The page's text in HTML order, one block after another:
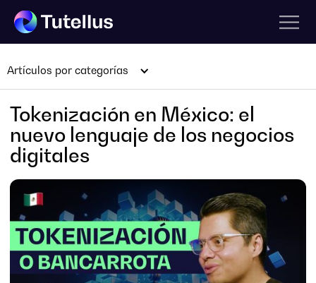
Artículos por categorías
Tokenización en México: el
nuevo lenguaje de los negocios
digitales